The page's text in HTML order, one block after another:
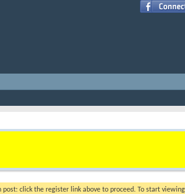
post: click the register link above to proceed. To start